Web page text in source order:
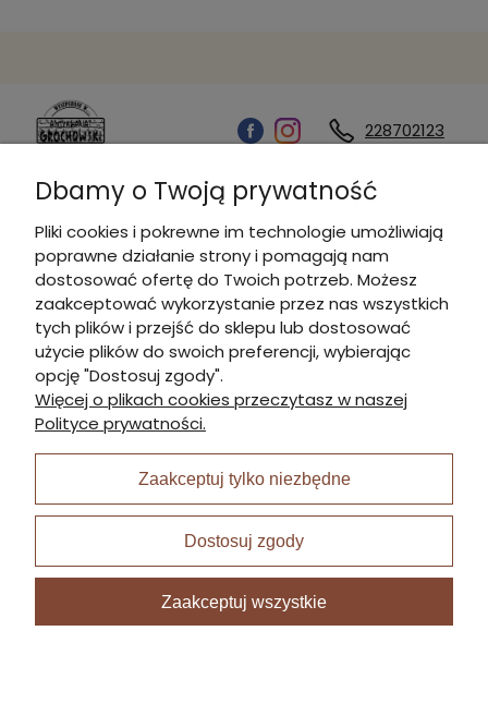
228702123
Kontakt
Informacje
Płatności i dostawa
Moje konto
I Nagroda w plabiscycie:
Dbamy o Twoją prywatność
Pliki cookies i pokrewne im technologie umożliwiają
poprawne działanie strony i pomagają nam
dostosować ofertę do Twoich potrzeb. Możesz
zaakceptować wykorzystanie przez nas wszystkich
tych plików i przejść do sklepu lub dostosować
użycie plików do swoich preferencji, wybierając
opcję "Dostosuj zgody".
Więcej o plikach cookies przeczytasz w naszej
Polityce prywatności.
Zaakceptuj tylko niezbędne
Dostosuj zgody
Zaakceptuj wszystkie